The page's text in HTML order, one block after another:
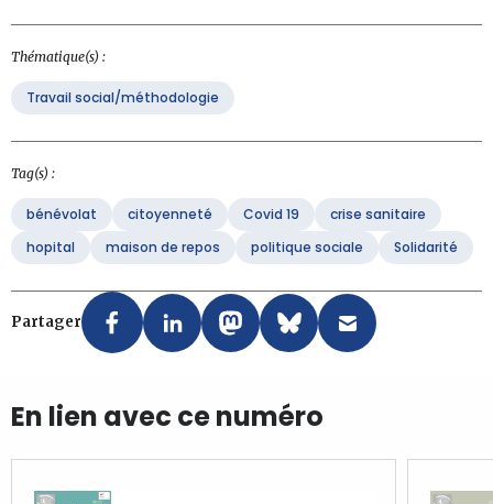
Thématique(s) :
Travail social/méthodologie
Tag(s) :
bénévolat citoyenneté Covid 19
crise sanitaire
hopital
maison de repos politique sociale Solidarité
Partager
En lien avec ce numéro